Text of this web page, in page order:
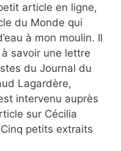
article en ligne,
du Monde qui
à mon moulin. Il
savoir une lettre
du Journal du
Lagardère,
intervenu auprès
sur Cécilia
petits extraits